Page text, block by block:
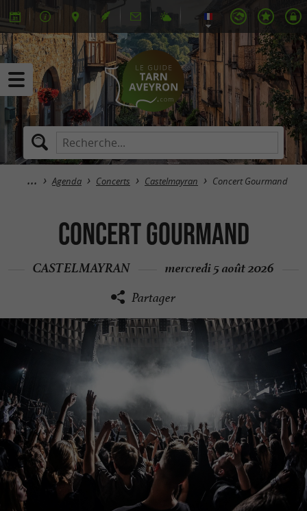
Agenda Concerts Castelmayran Concert Gourmand
Concert Gourmand
CASTELMAYRAN mercredi 5 août 2026
Partager